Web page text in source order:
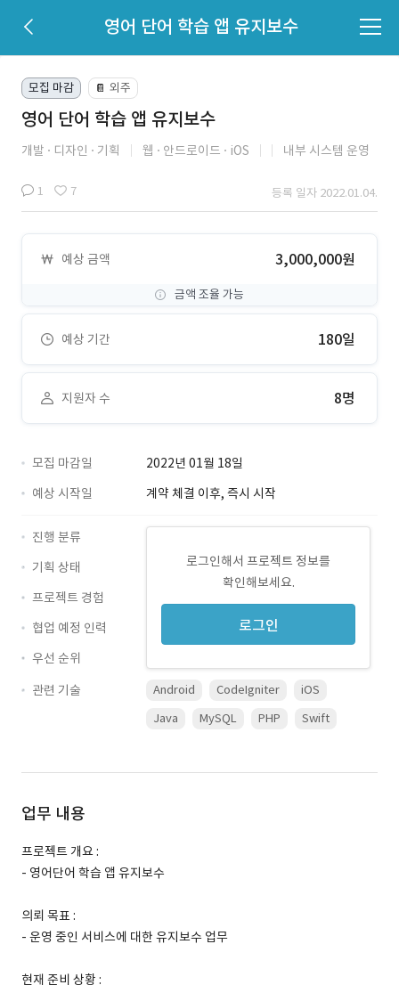
영어 단어 학습 앱 유지보수
모집 마감 📔 외주
영어 단어 학습 앱 유지보수
개발 디자인 기획 웹 안드로이드 iOS 내부 시스템 운영
1 7 등록 일자 2022.01.04.
예상 금액 3,000,000원
금액 조율 가능
예상 기간 180일
지원자 수 8명
모집 마감일
2022년 01월 18일
예상 시작일
계약 체결 이후, 즉시 시작
로그인해서 프로젝트 정보를
확인해보세요.
로그인
진행 분류
기획 상태
프로젝트 경험
협업 예정 인력
우선 순위
관련 기술
Android CodeIgniter
iOS
Java
MySQL PHP Swift
업무 내용
프로젝트 개요 :
- 영어단어 학습 앱 유지보수
의뢰 목표 :
- 운영 중인 서비스에 대한 유지보수 업무
현재 준비 상황 :